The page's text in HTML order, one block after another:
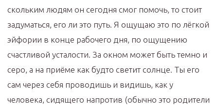
скольким людям он сегодня смог помочь, то стоит
задуматься, его ли это путь. Я ощущаю это по лёгкой
эйфории в конце рабочего дня, по ощущению
счастливой усталости. За окном может быть темно и
серо, а на приёме как будто светит солнце. Ты его
сам через себя проводишь и видишь, как у
человека, сидящего напротив (обычно это родители